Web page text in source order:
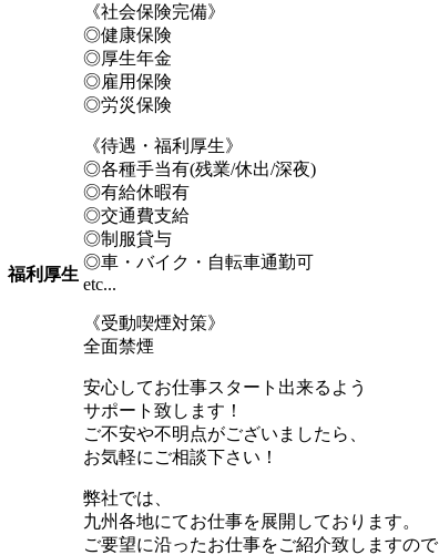
福利厚生
《社会保険完備》
◎健康保険
◎厚生年金
◎雇用保険
◎労災保険
《待遇・福利厚生》
◎各種手当有(残業/休出/深夜)
◎有給休暇有
◎交通費支給
◎制服貸与
◎車・バイク・自転車通勤可
etc...
《受動喫煙対策》
全面禁煙
安心してお仕事スタート出来るよう
サポート致します！
ご不安や不明点がございましたら、
お気軽にご相談下さい！
弊社では、
九州各地にてお仕事を展開しております。
ご要望に沿ったお仕事をご紹介致しますので